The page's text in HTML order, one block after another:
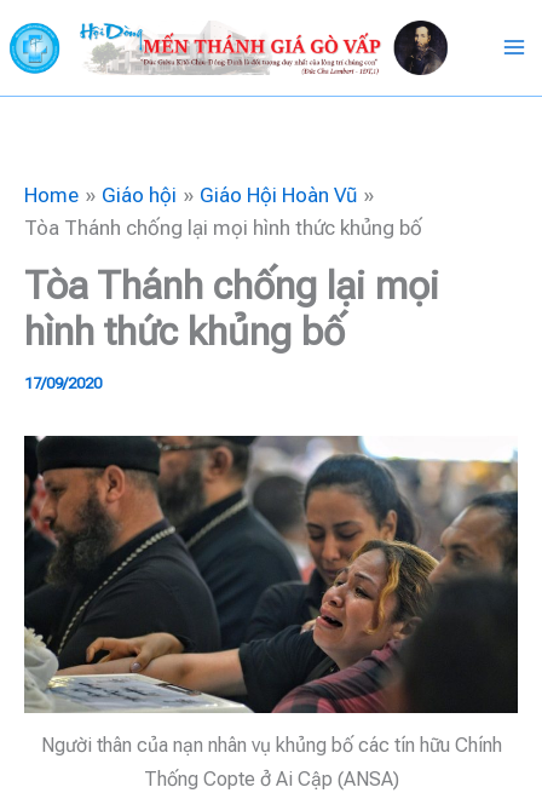
to
content
Home Giáo hội
Giáo Hội Hoàn Vũ
Tòa Thánh chống lại mọi hình thức khủng bố
Tòa Thánh chống lại mọi
hình thức khủng bố
17/09/2020
Người thân của nạn nhân vụ khủng bố các tín hữu Chính
Thống Copte ở Ai Cập (ANSA)